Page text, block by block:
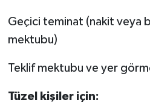
Geçici teminat (nakit veya
mektubu)
Teklif mektubu ve yer
Tüzel kişiler için: